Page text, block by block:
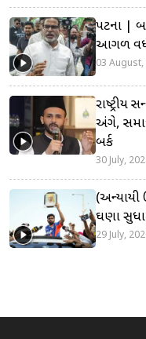
પટના |
આગળ
03 August,
રાષ્ટ્રીય
અંગે,
બર્ક
30 July,
(અન્યાયી
ઘણા
29 July,